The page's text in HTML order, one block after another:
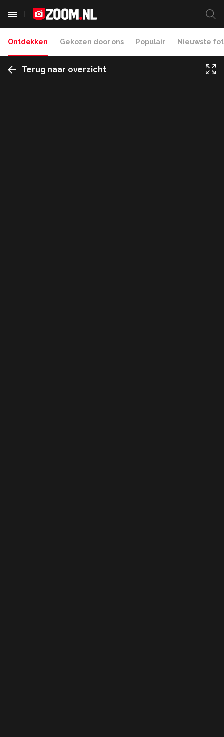
Ontdekken Gekozen door ons Populair Nieuwste
Terug naar overzicht